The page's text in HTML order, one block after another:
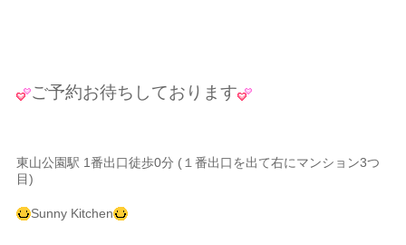
ご予約お待ちしております
東山公園駅 1番出口徒歩0分 (１番出口を出て右にマンション3つ
目)
Sunny Kitchen